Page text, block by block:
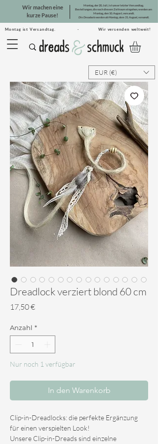
Montag ist Versandtag. · Wir versenden weltweit!
Wir machen eine
kurze Pause!
Montag, der 20. Juli, ist unser letzter Versandtag.
Bestellungen, die nach diesem Zeitraum eingehen, werden am
Montag, den 10. August, versandt.
Die Dreadsets werden ab Montag, dem 31. August, versandt.
EUR (€)
Dreadlock verziert blond 60 cm
17,50 €Preis
Anzahl *
Nur noch 1 verfügbar
In den Warenkorb
Clip-in-Dreadlocks: die perfekte Ergänzung
für einen verspielten Look!
Unsere Clip-in-Dreads sind einzelne